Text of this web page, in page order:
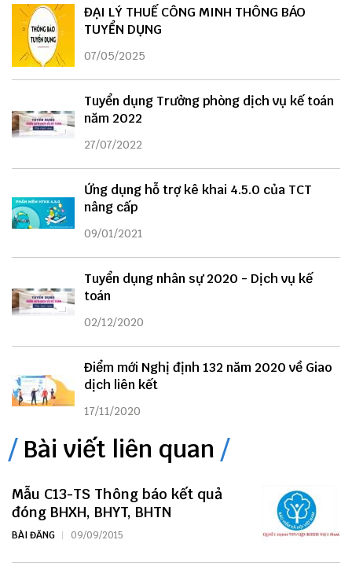
ĐẠI LÝ THUẾ CÔNG MINH THÔNG BÁO
TUYỂN DỤNG
07/05/2025
Tuyển dụng Trưởng phòng dịch vụ kế toán
năm 2022
27/07/2022
Ứng dụng hỗ trợ kê khai 4.5.0 của TCT
nâng cấp
09/01/2021
Tuyển dụng nhân sự 2020 - Dịch vụ kế
toán
02/12/2020
Điểm mới Nghị định 132 năm 2020 về Giao
dịch liên kết
17/11/2020
Bài viết liên quan
Mẫu C13-TS Thông báo kết quả
đóng BHXH, BHYT, BHTN
BÀI ĐĂNG 09/09/2015